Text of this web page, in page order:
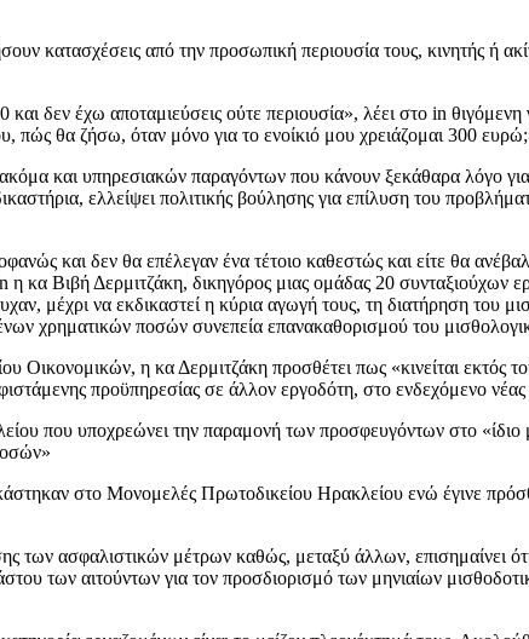
κατασχέσεις από την προσωπική περιουσία τους, κινητής ή
έχω αποταμιεύσεις ούτε περιουσία», λέει στο in θιγόμενη
πώς θα ζήσω, όταν μόνο για το ενοίκιό μου χρειάζομαι 300
και υπηρεσιακών παραγόντων που κάνουν ξεκάθαρα λόγο
ελλείψει πολιτικής βούλησης για επίλυση του
και δεν θα επέλεγαν ένα τέτοιο καθεστώς και είτε θα
η κα Βιβή Δερμιτζάκη, δικηγόρος μιας ομάδας 20
μέχρι να εκδικαστεί η κύρια αγωγή τους, τη διατήρηση του
χρηματικών ποσών συνεπεία επανακαθορισμού του
η κα Δερμιτζάκη προσθέτει πως «κινείται εκτός
προϋπηρεσίας σε άλλον εργοδότη, στο ενδεχόμενο
που υποχρεώνει την παραμονή των προσφευγόντων στο «ίδιο
στο Μονομελές Πρωτοδικείου Ηρακλείου ενώ έγινε
των ασφαλιστικών μέτρων καθώς, μεταξύ άλλων, επισημαίνει
των αιτούντων για τον προσδιορισμό των μηνιαίων